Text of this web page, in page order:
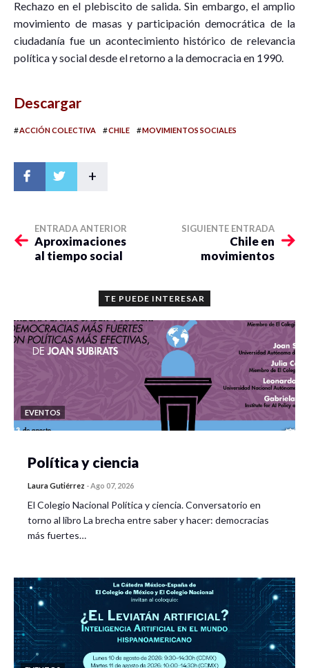
Rechazo en el plebiscito de salida. Sin embargo, el amplio
movimiento de masas y participación democrática de la
ciudadanía fue un acontecimiento histórico de relevancia
política y social desde el retorno a la democracia en 1990.
Descargar
#ACCIÓN COLECTIVA #CHILE #MOVIMIENTOS SOCIALES
+
ENTRADA ANTERIOR
Aproximaciones
al tiempo social
SIGUIENTE ENTRADA
Chile en
movimientos
TE PUEDE INTERESAR
EVENTOS
Política y ciencia
Laura Gutiérrez -Ago 07, 2026
El Colegio Nacional Política y ciencia. Conversatorio en
torno al libro La brecha entre saber y hacer: democracias
más fuertes…